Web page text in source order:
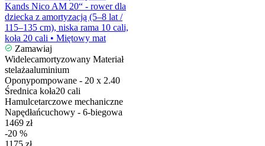
Kands Nico AM 20“ - rower dla
dziecka z amortyzacją (5–8 lat /
115–135 cm), niska rama 10 cali,
koła 20 cali • Miętowy mat
Zamawiaj
Widelecamortyzowany Materiał
stelażaaluminium
Oponypompowane - 20 x 2.40
Średnica koła20 cali
Hamulcetarczowe mechaniczne
Napędłańcuchowy - 6-biegowa
1469 zł
-20 %
1175 zł